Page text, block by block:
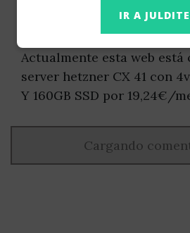
ACTUALIZACIÓN
Actualmente esta web
server hetzner CX 41 con
Y 160GB SSD por 19,24€/
Cargando
IR A